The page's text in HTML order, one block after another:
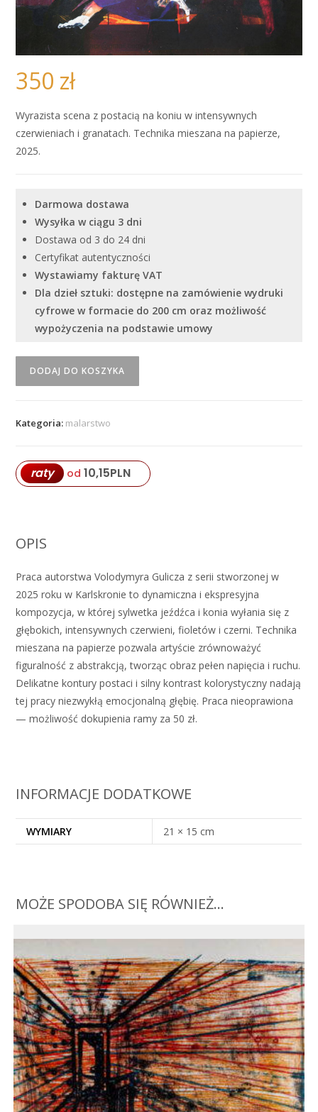
350 zł
Wyrazista scena z postacią na koniu w intensywnych
czerwieniach i granatach. Technika mieszana na papierze,
2025.
Darmowa dostawa
Wysyłka w ciągu 3 dni
Dostawa od 3 do 24 dni
Certyfikat autentyczności
Wystawiamy fakturę VAT
Dla dzieł sztuki: dostępne na zamówienie wydruki
cyfrowe w formacie do 200 cm oraz możliwość
wypożyczenia na podstawie umowy
5"
DODAJ DO KOSZYKA
Kategoria: malarstwo
raty od 10,15PLN
OPIS
Praca autorstwa Volodymyra Gulicza z serii stworzonej w
2025 roku w Karlskronie to dynamiczna i ekspresyjna
kompozycja, w której sylwetka jeźdźca i konia wyłania się z
głębokich, intensywnych czerwieni, fioletów i czerni. Technika
mieszana na papierze pozwala artyście zrównoważyć
figuralność z abstrakcją, tworząc obraz pełen napięcia i ruchu.
Delikatne kontury postaci i silny kontrast kolorystyczny nadają
tej pracy niezwykłą emocjonalną głębię. Praca nieoprawiona
— możliwość dokupienia ramy za 50 zł.
INFORMACJE DODATKOWE
WYMIARY 21 × 15 cm
MOŻE SPODOBA SIĘ RÓWNIEŻ…